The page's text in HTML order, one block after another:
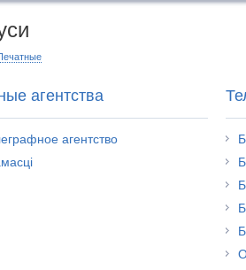
агентства
агентство